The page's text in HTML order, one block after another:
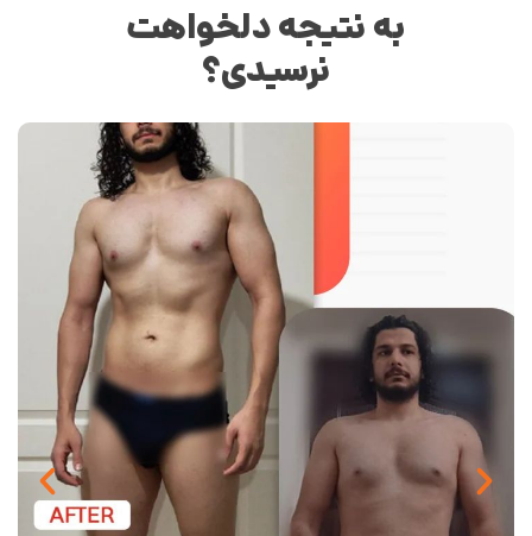
به نتیجه دلخواهت
نرسیدی؟